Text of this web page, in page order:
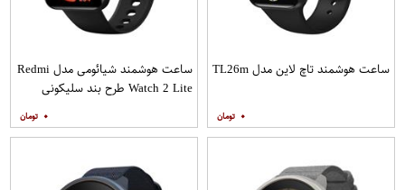
ساعت هوشمند تاچ لاین مدل TL26m
۰
ساعت هوشمند شیائومی مدل Redmi
Watch 2 Lite طرح بند سلیکونی
۰